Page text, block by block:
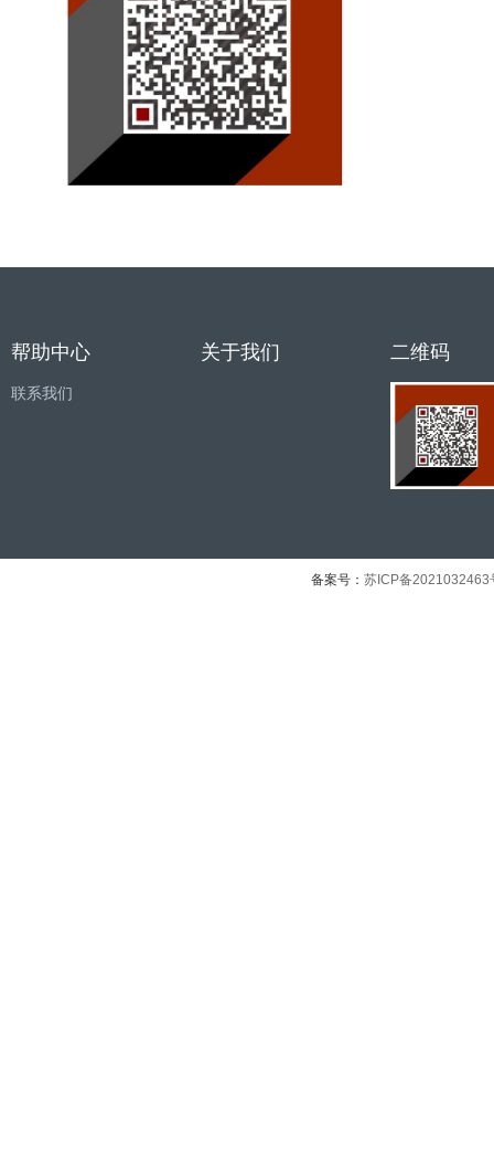
帮助中心
联系我们
关于我们 二维码
备案号： 苏ICP备2021032463